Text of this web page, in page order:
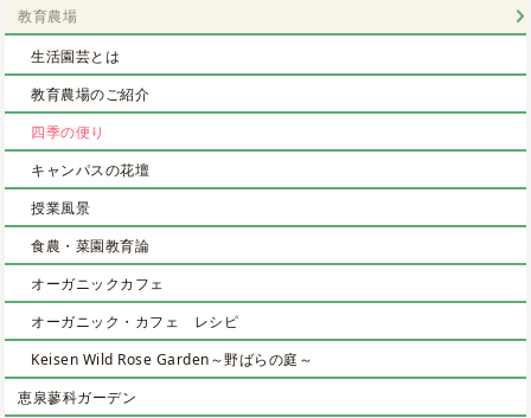
教育農場
生活園芸とは
教育農場のご紹介
四季の便り
キャンパスの花壇
授業風景
食農・菜園教育論
オーガニックカフェ
オーガニック・カフェ レシピ
Keisen Wild Rose Garden～野ばらの庭～
恵泉蓼科ガーデン